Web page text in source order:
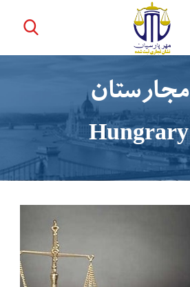
مجارستان
Hungrary